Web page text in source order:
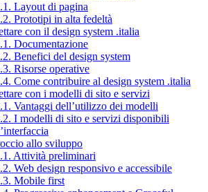
Layout di pagina
Prototipi in alta fedeltà
con il design system .italia
Documentazione
Benefici del design system
Risorse operative
Come contribuire al design system .italia
con i modelli di sito e servizi
Vantaggi dell’utilizzo dei modelli
I modelli di sito e servizi disponibili
allo sviluppo
Attività preliminari
Web design responsivo e accessibile
Mobile first